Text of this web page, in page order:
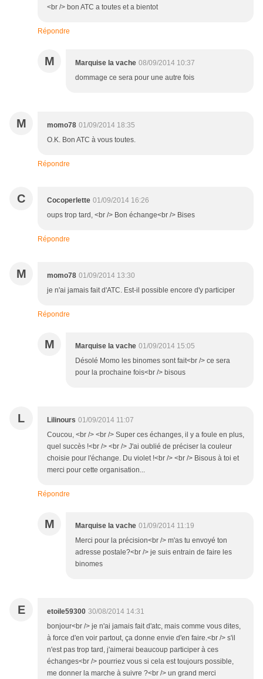
<br /> bon ATC a toutes et a bientot
Répondre
M Marquise la vache 08/09/2014 10:37
dommage ce sera pour une autre fois
M momo78 01/09/2014 18:35
O.K. Bon ATC à vous toutes.
Répondre
C Cocoperlette 01/09/2014 16:26
oups trop tard, <br /> Bon échange<br /> Bises
Répondre
M momo78 01/09/2014 13:30
je n'ai jamais fait d'ATC. Est-il possible encore d'y participer
Répondre
M Marquise la vache 01/09/2014 15:05
Désolé Momo les binomes sont fait<br /> ce sera
pour la prochaine fois<br /> bisous
L Lilinours 01/09/2014 11:07
Coucou, <br /> <br /> Super ces échanges, il y a foule en plus,
quel succès !<br /> <br /> J'ai oublié de préciser la couleur
choisie pour l'échange. Du violet !<br /> <br /> Bisous à toi et
merci pour cette organisation...
Répondre
M Marquise la vache 01/09/2014 11:19
Merci pour la précision<br /> m'as tu envoyé ton
adresse postale?<br /> je suis entrain de faire les
binomes
E etoile59300 30/08/2014 14:31
bonjour<br /> je n'ai jamais fait d'atc, mais comme vous dites,
à force d'en voir partout, ça donne envie d'en faire.<br /> s'il
n'est pas trop tard, j'aimerai beaucoup participer à ces
échanges<br /> pourriez vous si cela est toujours possible,
me donner la marche à suivre ?<br /> un grand merci